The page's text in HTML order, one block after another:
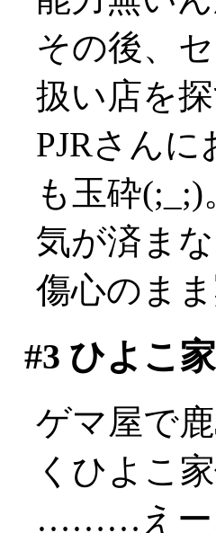
その後、
扱い店を
PJRさん
も玉砕(;_;)
気が済ま
傷心のま
#3 ひよこ家
ゲマ屋で
くひよこ
………えー